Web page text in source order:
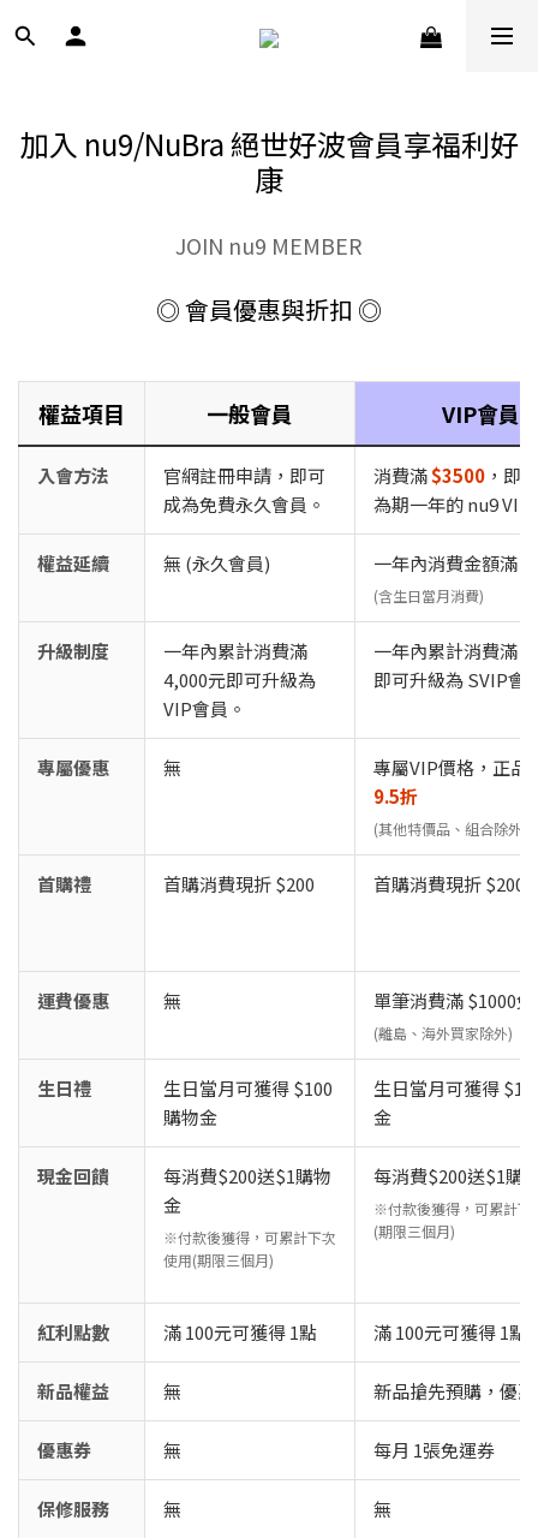
加入 nu9/NuBra 絕世好波會員享福利好
康
JOIN nu9 MEMBER
◎ 會員優惠與折扣 ◎
權益項目 一般會員 VIP會員
入會方法
官網註冊申請，即可
成為免費永久會員。
消費滿$3500 ，即
為期一年的 nu9 VIP
權益延續 無 (永久會員) 一年內消費金額滿
(含生日當月消費)
升級制度
一年內累計消費滿
4,000元即可升級為
VIP會員。
一年內累計消費滿
即可升級為 SVIP會
專屬優惠 無
專屬VIP價格，正品
9.5折
(其他特價品、組合除外)
首購禮 首購消費現折 $200 首購消費現折 $200
運費優惠 無 單筆消費滿 $1000
(離島、海外買家除外)
生日禮
生日當月可獲得 $100
購物金
生日當月可獲得
金
現金回饋
每消費$200送$1購物
金
※付款後獲得，可累計下次
使用(期限三個月)
每消費$200送$1購
※付款後獲得，可累計下
(期限三個月)
紅利點數 滿 100元可獲得 1點 滿 100元可獲得 1點
新品權益 無 新品搶先預購，優惠
優惠券 無 每月 1張免運券
保修服務 無 無